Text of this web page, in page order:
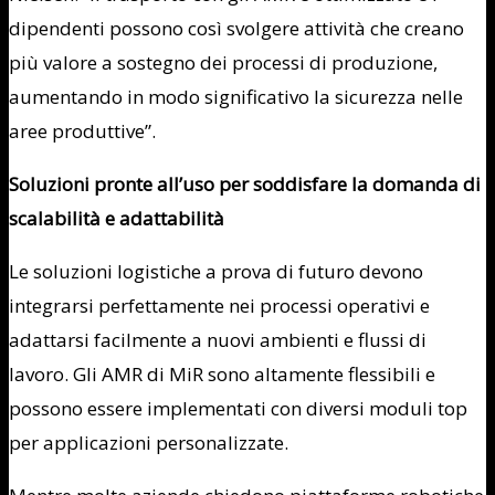
dipendenti possono così svolgere attività che creano
più valore a sostegno dei processi di produzione,
aumentando in modo significativo la sicurezza nelle
aree produttive”.
Soluzioni pronte all’uso per soddisfare la domanda di
scalabilità e adattabilità
Le soluzioni logistiche a prova di futuro devono
integrarsi perfettamente nei processi operativi e
adattarsi facilmente a nuovi ambienti e flussi di
lavoro. Gli AMR di MiR sono altamente flessibili e
possono essere implementati con diversi moduli top
per applicazioni personalizzate.